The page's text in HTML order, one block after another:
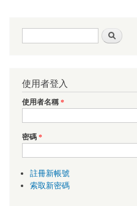
搜尋表單
使用者登入
使用者名稱*
密碼*
註冊新帳號
索取新密碼